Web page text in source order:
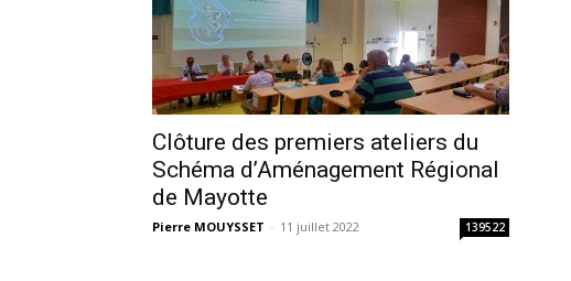
Clôture des premiers ateliers du
Schéma d’Aménagement Régional
de Mayotte
Pierre MOUYSSET - 11 juillet 2022 139522